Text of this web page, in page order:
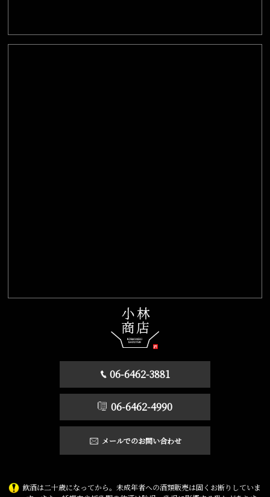
06-6462-3881
06-6462-4990
メールでのお問い合わせ
飲酒は二十歳になってから。未成年者への酒類販売は固くお断りしていま